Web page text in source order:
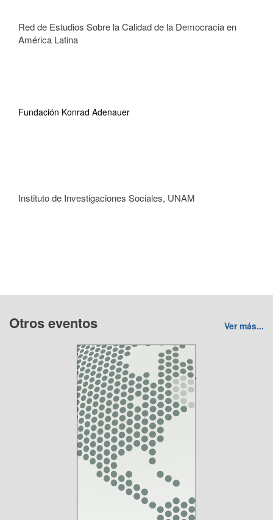
Red de Estudios Sobre la Calidad de la Democracia en
América Latina
Fundación Konrad Adenauer
Instituto de Investigaciones Sociales, UNAM
Otros eventos Ver más...